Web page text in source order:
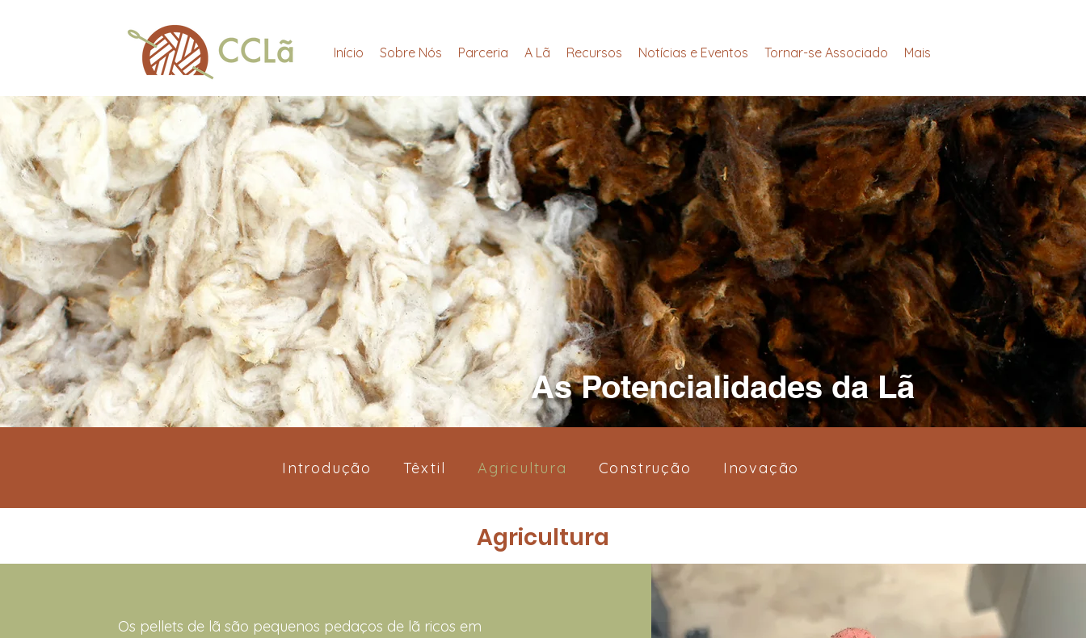
Início Sobre Nós Parceria A Lã Recursos Notícias e Eventos Tornar-se Associado Mais
As Potencialidades da Lã
Introdução Têxtil Agricultura Construção Inovação
Agricultura
Os pellets de lã são pequenos pedaços de lã ricos em